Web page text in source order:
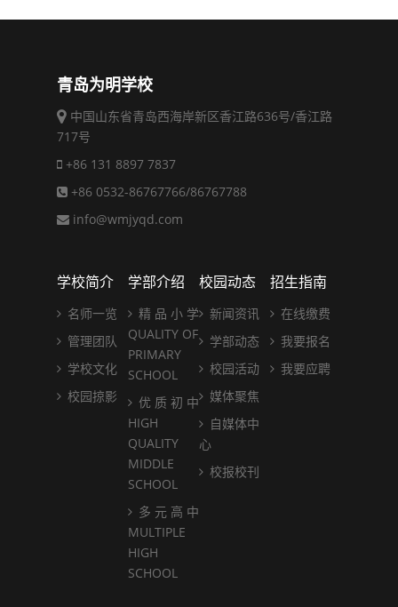
青岛为明学校
中国山东省青岛西海岸新区香江路636号/香江路
717号
+86 131 8897 7837
+86 0532-86767766/86767788
info@wmjyqd.com
学校简介
名师一览
管理团队
学校文化
校园掠影
学部介绍
精 品 小 学
QUALITY OF
PRIMARY
SCHOOL
优 质 初 中
HIGH
QUALITY
MIDDLE
SCHOOL
多 元 高 中
MULTIPLE
HIGH
SCHOOL
校园动态
新闻资讯
学部动态
校园活动
媒体聚焦
自媒体中
心
校报校刊
招生指南
在线缴费
我要报名
我要应聘